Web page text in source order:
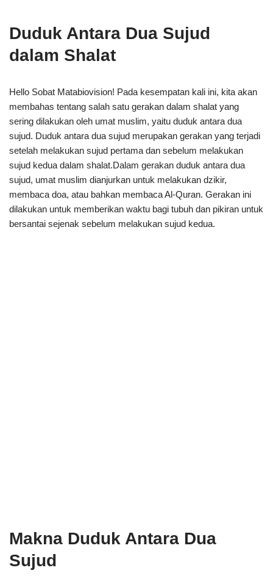
Duduk Antara Dua Sujud
dalam Shalat
Hello Sobat Matabiovision! Pada kesempatan kali ini, kita akan
membahas tentang salah satu gerakan dalam shalat yang
sering dilakukan oleh umat muslim, yaitu duduk antara dua
sujud. Duduk antara dua sujud merupakan gerakan yang terjadi
setelah melakukan sujud pertama dan sebelum melakukan
sujud kedua dalam shalat.Dalam gerakan duduk antara dua
sujud, umat muslim dianjurkan untuk melakukan dzikir,
membaca doa, atau bahkan membaca Al-Quran. Gerakan ini
dilakukan untuk memberikan waktu bagi tubuh dan pikiran untuk
bersantai sejenak sebelum melakukan sujud kedua.
Makna Duduk Antara Dua
Sujud